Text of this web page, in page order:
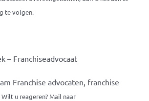
te volgen.
– Franchiseadvocaat
Franchise advocaten, franchise
Wilt u reageren? Mail naar